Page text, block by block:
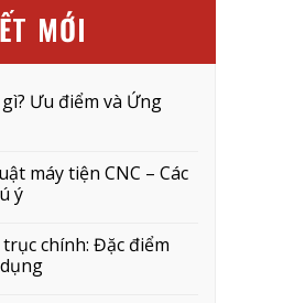
MỚI
Ưu điểm và Ứng
máy tiện CNC – Các
ý
chính: Đặc điểm